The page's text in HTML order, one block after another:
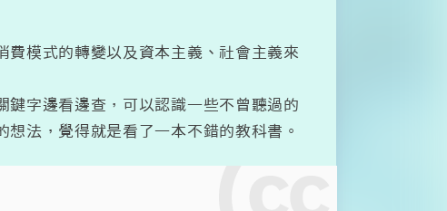
費模式的轉變以及資本主義、社會主義來
鍵字邊看邊查，可以認識一些不曾聽過的
法，覺得就是看了一本不錯的教科書。